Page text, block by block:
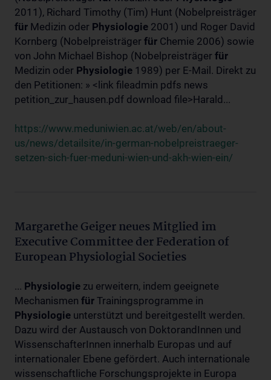
2011), Richard Timothy (Tim) Hunt (Nobelpreisträger
für Medizin oder Physiologie 2001) und Roger David
Kornberg (Nobelpreisträger für Chemie 2006) sowie
von John Michael Bishop (Nobelpreisträger für
Medizin oder Physiologie 1989) per E-Mail. Direkt zu
den Petitionen: » <link fileadmin pdfs news
petition_zur_hausen.pdf download file>Harald...
https://www.meduniwien.ac.at/web/en/about-
us/news/detailsite/in-german-nobelpreistraeger-
setzen-sich-fuer-meduni-wien-und-akh-wien-ein/
Margarethe Geiger neues Mitglied im
Executive Committee der Federation of
European Physiologial Societies
... Physiologie zu erweitern, indem geeignete
Mechanismen für Trainingsprogramme in
Physiologie unterstützt und bereitgestellt werden.
Dazu wird der Austausch von DoktorandInnen und
WissenschafterInnen innerhalb Europas und auf
internationaler Ebene gefördert. Auch internationale
wissenschaftliche Forschungsprojekte in Europa